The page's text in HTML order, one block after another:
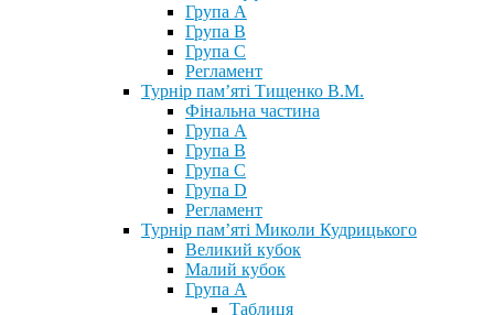
Група А
Група В
Група С
Регламент
Турнір пам’яті Тищенко В.М.
Фінальна частина
Група А
Група В
Група С
Група D
Регламент
Турнір пам’яті Миколи Кудрицького
Великий кубок
Малий кубок
Група А
Таблиця